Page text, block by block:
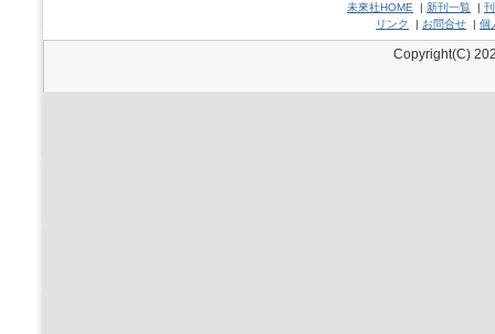
未來社HOME 新刊一覧
リンク
お問合せ 個
Copyright(C)